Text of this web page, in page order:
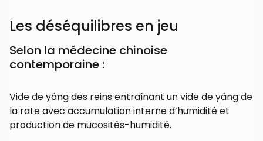
Les déséquilibres en jeu
Selon la médecine chinoise
contemporaine :
Vide de yáng des reins entraînant un vide de yáng de
la rate avec accumulation interne d’humidité et
production de mucosités-humidité.